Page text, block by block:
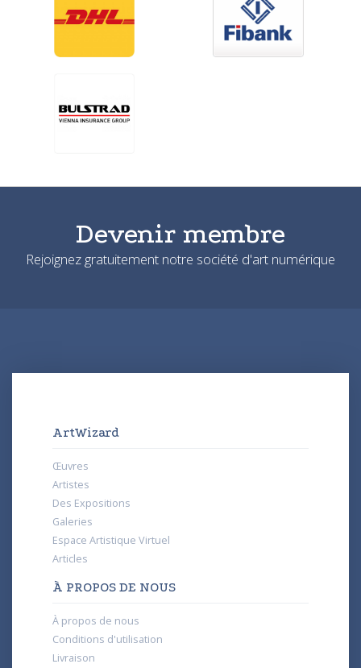
Devenir membre
Rejoignez gratuitement notre société d'art numérique
ArtWizard
Œuvres
Artistes
Des Expositions
Galeries
Espace Artistique Virtuel
Articles
À PROPOS DE NOUS
À propos de nous
Conditions d'utilisation
Livraison